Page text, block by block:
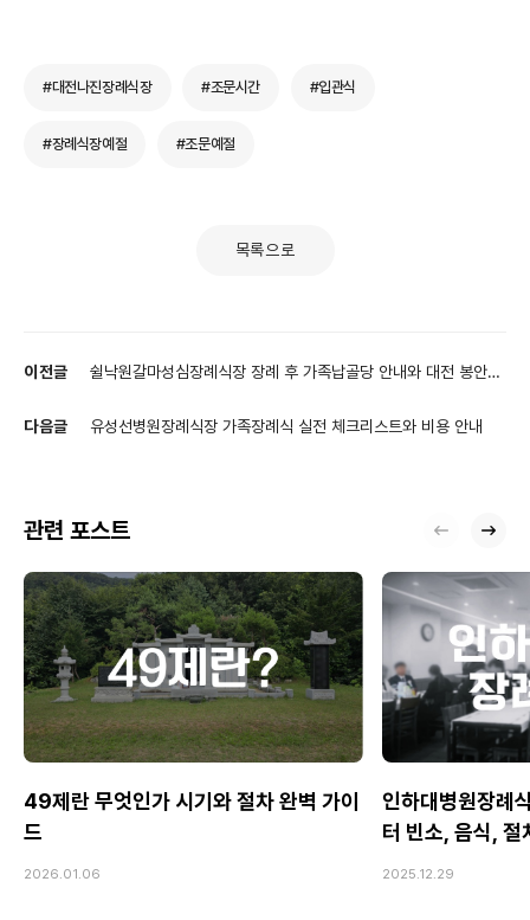
#대전나진장례식장 #조문시간 #입관식
#장례식장예절 #조문예절
목록으로
이전글
쉴낙원갈마성심장례식장 장례 후 가족납골당 안내와 대전 봉안당
다음글
유성선병원장례식장 가족장례식 실전 체크리스트와 비용 안내
관련 포스트
49제란 무엇인가 시기와 절차 완벽 가이
드
2026.01.06
인하대병원장례
터 빈소, 음식, 절
2025.12.29